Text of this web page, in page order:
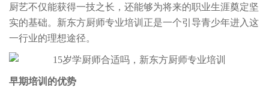
厨艺不仅能获得一技之长，还能够为将来的职业生涯奠定坚
实的基础。新东方厨师专业培训正是一个引导青少年进入这
一行业的理想途径。
早期培训的优势